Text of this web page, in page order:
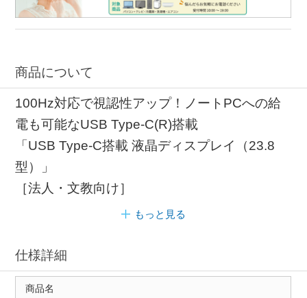
商品について
100Hz対応で視認性アップ！ノートPCへの給
電も可能なUSB Type-C(R)搭載
「USB Type-C搭載 液晶ディスプレイ（23.8
型）」
［法人・文教向け］
もっと見る
仕様詳細
商品名